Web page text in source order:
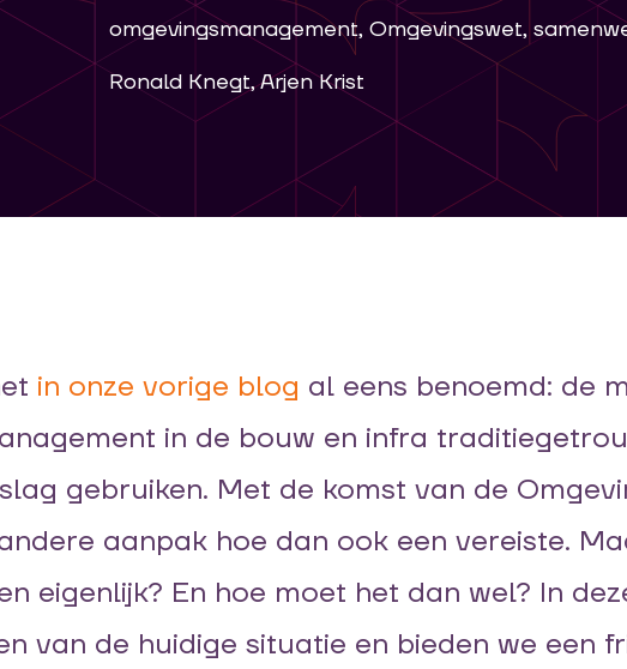
omgevingsmanagement, Omgevingswet,
Ronald Knegt, Arjen Krist
in onze vorige blog al eens benoemd: de
in de bouw en infra
gebruiken. Met de komst van de
aanpak hoe dan ook een vereiste.
eigenlijk? En hoe moet het dan wel? In
van de huidige situatie en bieden we een